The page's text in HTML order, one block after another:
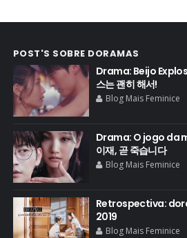
POST'S SOBRE DORAMAS
Drama: Beijo
스는 괜히 해서!
Blog Mais Feminice
Drama: O jogo da
이재, 곧 죽습니다
Blog Mais Feminice
Retrospectiva:
2019
Blog Mais Feminice